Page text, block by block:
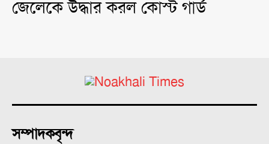
জেলেকে উদ্ধার করল কোস্ট গার্ড
সম্পাদকবৃন্দ